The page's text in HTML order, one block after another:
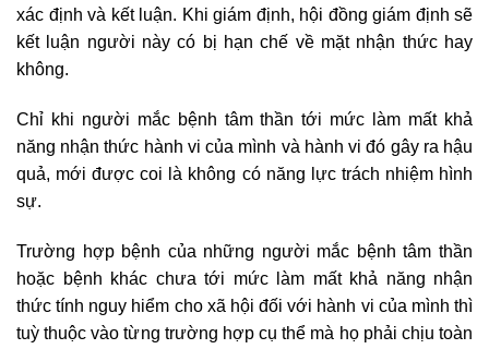
xác định và kết luận. Khi giám định, hội đồng giám định sẽ
kết luận người này có bị hạn chế về mặt nhận thức hay
không.
Chỉ khi người mắc bệnh tâm thần tới mức làm mất khả
năng nhận thức hành vi của mình và hành vi đó gây ra hậu
quả, mới được coi là không có năng lực trách nhiệm hình
sự.
Trường hợp bệnh của những người mắc bệnh tâm thần
hoặc bệnh khác chưa tới mức làm mất khả năng nhận
thức tính nguy hiểm cho xã hội đối với hành vi của mình thì
tuỳ thuộc vào từng trường hợp cụ thể mà họ phải chịu toàn